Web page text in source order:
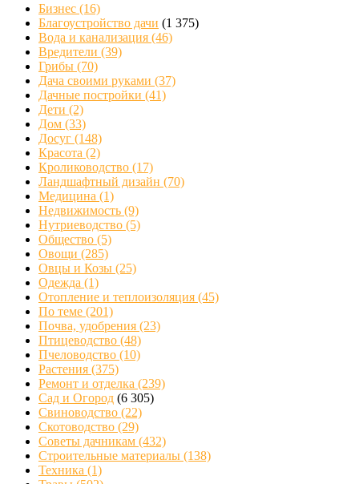
Бизнес (16)
Благоустройство дачи (1 375)
Вода и канализация (46)
Вредители (39)
Грибы (70)
Дача своими руками (37)
Дачные постройки (41)
Дети (2)
Дом (33)
Досуг (148)
Красота (2)
Кролиководство (17)
Ландшафтный дизайн (70)
Медицина (1)
Недвижимость (9)
Нутриеводство (5)
Общество (5)
Овощи (285)
Овцы и Козы (25)
Одежда (1)
Отопление и теплоизоляция (45)
По теме (201)
Почва, удобрения (23)
Птицеводство (48)
Пчеловодство (10)
Растения (375)
Ремонт и отделка (239)
Сад и Огород (6 305)
Свиноводство (22)
Скотоводство (29)
Советы дачникам (432)
Строительные материалы (138)
Техника (1)